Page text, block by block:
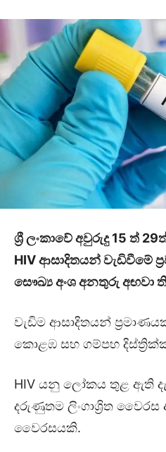
ශ්‍රී ලංකාවේ අවුරුදු 15 ත්
HIV ආසාදිතයන් වැඩිවීමේ
සෞඛ්‍ය අංශ අනතුරු අඟවා
වැඩිම ආසාදිතයන්
කොළඹ සහ ගම්පහ
HIV යනු ලෝකය තුළ ඇති
දරුණුතම ලිංගාශ්‍රිත වෛරස
වෛරසයකි.